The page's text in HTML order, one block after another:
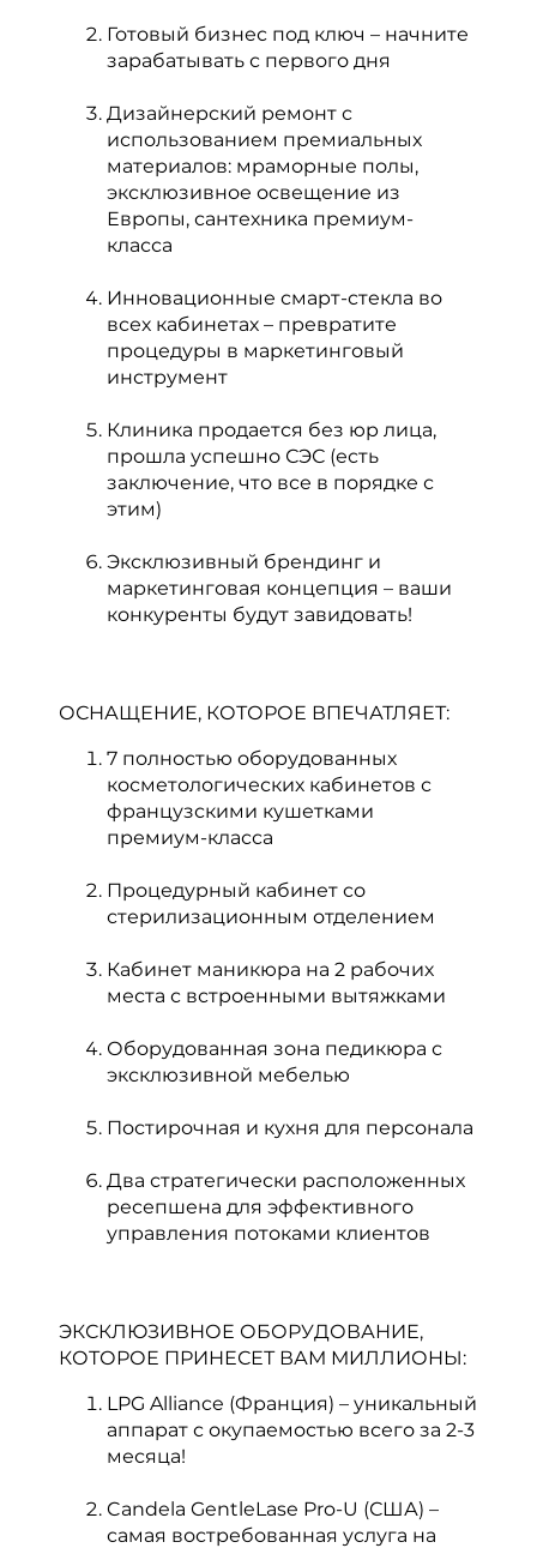
Готовый бизнес под ключ – начните
зарабатывать с первого дня
Дизайнерский ремонт с
использованием премиальных
материалов: мраморные полы,
эксклюзивное освещение из
Европы, сантехника премиум-
класса
Инновационные смарт-стекла во
всех кабинетах – превратите
процедуры в маркетинговый
инструмент
Клиника продается без юр лица,
прошла успешно СЭС (есть
заключение, что все в порядке с
этим)
Эксклюзивный брендинг и
маркетинговая концепция – ваши
конкуренты будут завидовать!
ОСНАЩЕНИЕ, КОТОРОЕ ВПЕЧАТЛЯЕТ:
7 полностью оборудованных
косметологических кабинетов с
французскими кушетками
премиум-класса
Процедурный кабинет со
стерилизационным отделением
Кабинет маникюра на 2 рабочих
места с встроенными вытяжками
Оборудованная зона педикюра с
эксклюзивной мебелью
Постирочная и кухня для персонала
Два стратегически расположенных
ресепшена для эффективного
управления потоками клиентов
ЭКСКЛЮЗИВНОЕ ОБОРУДОВАНИЕ,
КОТОРОЕ ПРИНЕСЕТ ВАМ МИЛЛИОНЫ:
LPG Alliance (Франция) – уникальный
аппарат с окупаемостью всего за 2-3
месяца!
Candela GentleLase Pro-U (США) –
самая востребованная услуга на